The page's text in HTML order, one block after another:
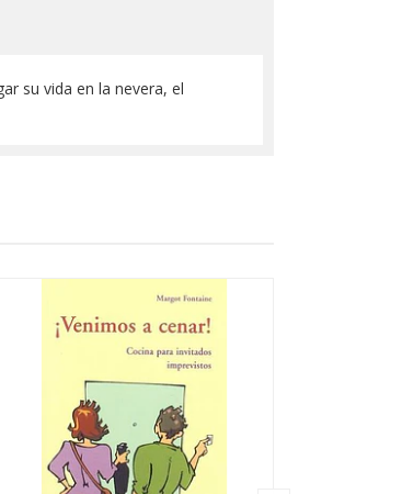
su vida en la nevera, el